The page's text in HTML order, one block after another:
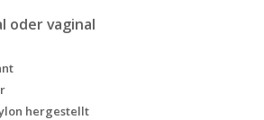
oder vaginal
hergestellt